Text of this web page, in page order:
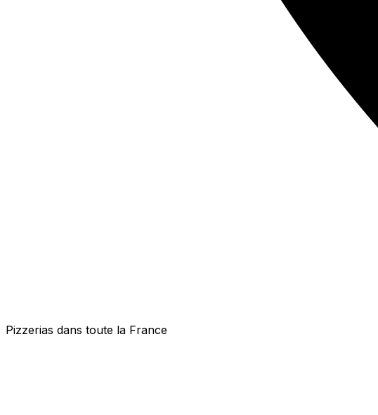
Pizzerias dans toute la France